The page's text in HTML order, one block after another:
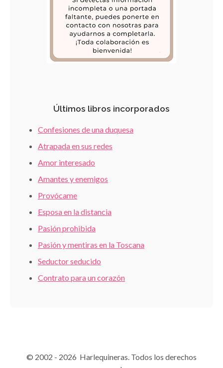
Últimos libros incorporados
Confesiones de una duquesa
Atrapada en sus redes
Amor interesado
Amantes y enemigos
Provócame
Esposa en la distancia
Pasión prohibida
Pasión y mentiras en la Toscana
Seductor seducido
Contrato para un corazón
© 2002 - 2026 Harlequineras. Todos los derechos